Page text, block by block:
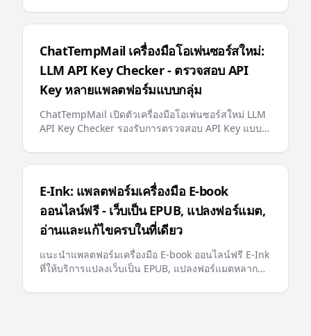
llms.txt ที่เป็นมิตรกับ AI และการอัปเดตสำคัญอื่นๆ
ยิ่งขึ้นแก่ผู้ใช้
ChatTempMail เครื่องมือโอเพ่นซอร์สใหม่:
LLM API Key Checker - ตรวจสอบ API
Key หลายแพลตฟอร์มแบบกลุ่ม
ChatTempMail เปิดตัวเครื่องมือโอเพ่นซอร์สใหม่ LLM
API Key Checker รองรับการตรวจสอบ API Key แบบ
สอบถามยอดคงเหลือ และแสดงความคืบหน้าแบบเรียล
E-Ink: แพลตฟอร์มเครื่องมือ E-book
ออนไลน์ฟรี - เว็บเป็น EPUB, แปลงฟอร์แมต,
อ่านและแก้ไขครบในที่เดียว
แนะนำแพลตฟอร์มเครื่องมือ E-book ออนไลน์ฟรี E-Ink
ที่ให้บริการแปลงเว็บเป็น EPUB, แปลงฟอร์แมตหลาก
รองรับ Kindle, Apple Books และอุปกรณ์อ่านยอดนิยม